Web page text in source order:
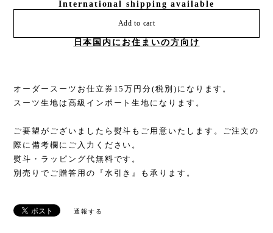
International shipping available
Add to cart
日本国内にお住まいの方向け
オーダースーツお仕立券15万円分(税別)になります。
スーツ生地は高級インポート生地になります。
ご要望がございましたら熨斗もご用意いたします。ご注文の
際に備考欄にご入力ください。
熨斗・ラッピング代無料です。
別売りでご贈答用の『水引き』も承ります。
通報する